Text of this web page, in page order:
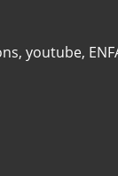
, youtube,